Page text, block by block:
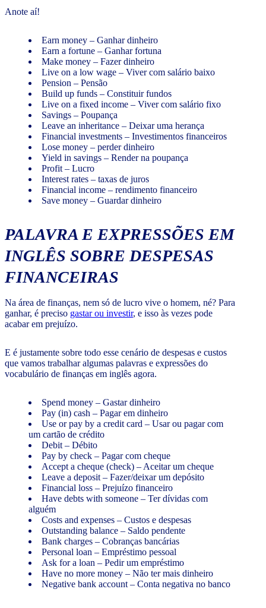
Anote aí!
Earn money – Ganhar dinheiro
Earn a fortune – Ganhar fortuna
Make money – Fazer dinheiro
Live on a low wage – Viver com salário baixo
Pension – Pensão
Build up funds – Constituir fundos
Live on a fixed income – Viver com salário fixo
Savings – Poupança
Leave an inheritance – Deixar uma herança
Financial investments – Investimentos financeiros
Lose money – perder dinheiro
Yield in savings – Render na poupança
Profit – Lucro
Interest rates – taxas de juros
Financial income – rendimento financeiro
Save money – Guardar dinheiro
PALAVRA E EXPRESSÕES EM
INGLÊS SOBRE DESPESAS
FINANCEIRAS
Na área de finanças, nem só de lucro vive o homem, né? Para
ganhar, é preciso gastar ou investir, e isso às vezes pode
acabar em prejuízo.
E é justamente sobre todo esse cenário de despesas e custos
que vamos trabalhar algumas palavras e expressões do
vocabulário de finanças em inglês agora.
Spend money – Gastar dinheiro
Pay (in) cash – Pagar em dinheiro
Use or pay by a credit card – Usar ou pagar com
um cartão de crédito
Debit – Débito
Pay by check – Pagar com cheque
Accept a cheque (check) – Aceitar um cheque
Leave a deposit – Fazer/deixar um depósito
Financial loss – Prejuízo financeiro
Have debts with someone – Ter dívidas com
alguém
Costs and expenses – Custos e despesas
Outstanding balance – Saldo pendente
Bank charges – Cobranças bancárias
Personal loan – Empréstimo pessoal
Ask for a loan – Pedir um empréstimo
Have no more money – Não ter mais dinheiro
Negative bank account – Conta negativa no banco